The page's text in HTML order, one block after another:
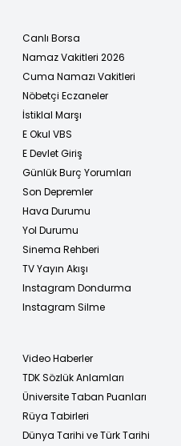
Canlı Borsa
Namaz Vakitleri 2026
Cuma Namazı Vakitleri
Nöbetçi Eczaneler
İstiklal Marşı
E Okul VBS
E Devlet Giriş
Günlük Burç Yorumları
Son Depremler
Hava Durumu
Yol Durumu
Sinema Rehberi
TV Yayın Akışı
Instagram Dondurma
Instagram Silme
Video Haberler
TDK Sözlük Anlamları
Üniversite Taban Puanları
Rüya Tabirleri
Dünya Tarihi ve Türk Tarihi